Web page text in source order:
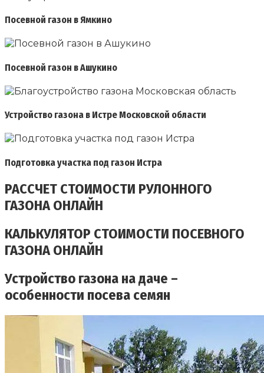
Посевной газон в Ямкино
Посевной газон в Ашукино
Устройство газона в Истре Московской области
Подготовка участка под газон Истра
РАССЧЕТ СТОИМОСТИ РУЛОННОГО
ГАЗОНА ОНЛАЙН
КАЛЬКУЛЯТОР СТОИМОСТИ ПОСЕВНОГО
ГАЗОНА ОНЛАЙН
Устройство газона на даче –
особенности посева семян